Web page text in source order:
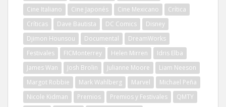
Cine Italiano
Cine Japonés Cine Mexicano
Crítica
Críticas
Dave Bautista DC Comics
Disney
Djimon Hounsou
Documental
DreamWorks
Festivales
FICMonterrey Helen Mirren
Idris Elba
James Wan
Josh Brolin Julianne Moore
Liam Neeson
Margot Robbie
Mark Wahlberg Marvel
Michael Peña
Nicole Kidman
Premios Premios y Festivales QMTY